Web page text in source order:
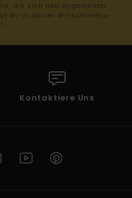
die sich neu angemeldet
du in deiner Willkommens-
Kontaktiere Uns